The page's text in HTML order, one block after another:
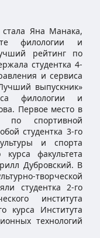
Яна Манака,
филологии и
рейтинг по
студентка 4-
и сервиса
выпускник»
филологии и
Первое место в
по спортивной
студентка 3-го
и спорта
факультета
Дубровский. В
творческой
студентка 2-го
института
курса Института
технологий